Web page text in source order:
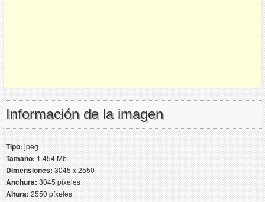
Información de la imagen
Tipo:jpeg
Tamaño:1.454 Mb
Dimensiones:3045 x 2550
Anchura:3045 píxeles
Altura:2550 píxeles